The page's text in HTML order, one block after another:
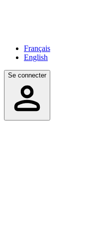
Français
English
Se connecter